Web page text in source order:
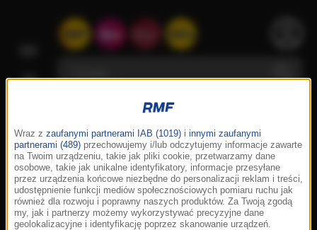
Wraz z zaufanymi partnerami IAB (1019) i innymi zaufanymi
partnerami (489) przechowujemy i/lub odczytujemy informacje zawarte
na Twoim urządzeniu, takie jak pliki cookie, przetwarzamy dane
osobowe, takie jak unikalne identyfikatory, informacje przesyłane
przez urządzenia końcowe niezbędne do personalizacji reklam i treści,
udostępnienie funkcji mediów społecznościowych pomiaru ruchu jak
również dla rozwoju i poprawny naszych produktów. Za Twoją zgodą
my, jak i partnerzy możemy wykorzystywać precyzyjne dane
geolokalizacyjne i identyfikację poprzez skanowanie urządzeń.